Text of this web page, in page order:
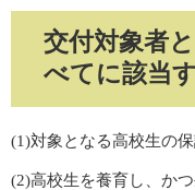
交付対象者
べてに該当
(1)対象となる高校生の
(2)高校生を養育し、か